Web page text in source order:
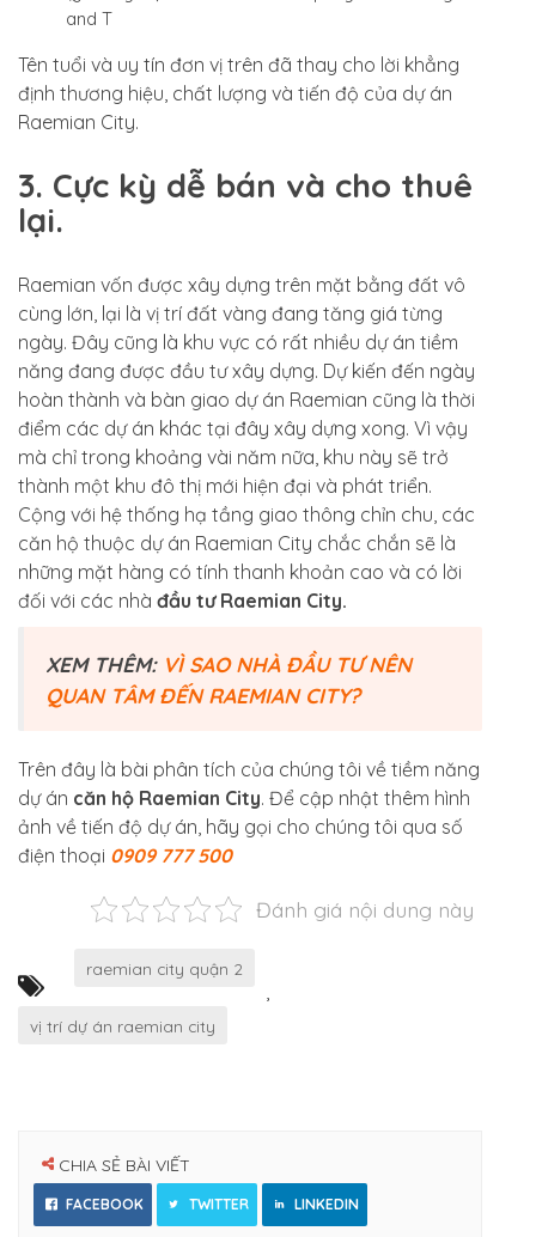
and T
Tên tuổi và uy tín đơn vị trên đã thay cho lời khẳng
định thương hiệu, chất lượng và tiến độ của dự án
Raemian City.
3. Cực kỳ dễ bán và cho thuê
lại.
Raemian vốn được xây dựng trên mặt bằng đất vô
cùng lớn, lại là vị trí đất vàng đang tăng giá từng
ngày. Đây cũng là khu vực có rất nhiều dự án tiềm
năng đang được đầu tư xây dựng. Dự kiến đến ngày
hoàn thành và bàn giao dự án Raemian cũng là thời
điểm các dự án khác tại đây xây dựng xong. Vì vậy
mà chỉ trong khoảng vài năm nữa, khu này sẽ trở
thành một khu đô thị mới hiện đại và phát triển.
Cộng với hệ thống hạ tầng giao thông chỉn chu, các
căn hộ thuộc dự án Raemian City chắc chắn sẽ là
những mặt hàng có tính thanh khoản cao và có lời
đối với các nhà đầu tư Raemian City.
XEM THÊM: VÌ SAO NHÀ ĐẦU TƯ NÊN
QUAN TÂM ĐẾN RAEMIAN CITY?
Trên đây là bài phân tích của chúng tôi về tiềm năng
dự án căn hộ Raemian City. Để cập nhật thêm hình
ảnh về tiến độ dự án, hãy gọi cho chúng tôi qua số
điện thoại 0909 777 500
Đánh giá nội dung này
raemian city quận 2
,
vị trí dự án raemian city
CHIA SẺ BÀI VIẾT
FACEBOOK TWITTER LINKEDIN